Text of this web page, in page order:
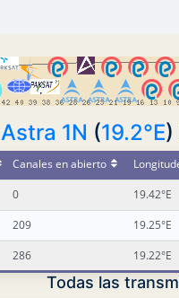
Astra 1N (19.2°E)
Canales en abierto
0 19.42°E
209 19.25°E
286 19.22°E
Todas las